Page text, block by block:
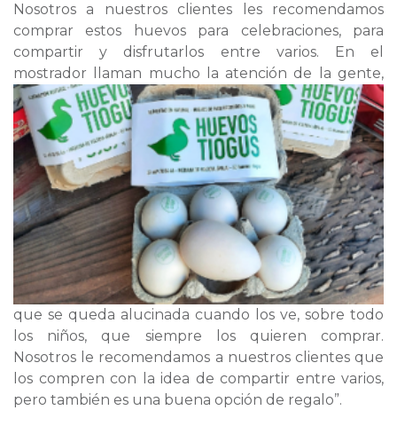
Nosotros a nuestros clientes les recomendamos
comprar estos huevos para celebraciones, para
compartir y disfrutarlos entre varios. En el
mostrador llaman mucho la atención de la gente,
que se queda alucinada cuando los ve, sobre todo
los niños, que siempre los quieren comprar.
Nosotros le recomendamos a nuestros clientes que
los compren con la idea de compartir entre varios,
pero también es una buena opción de regalo”.